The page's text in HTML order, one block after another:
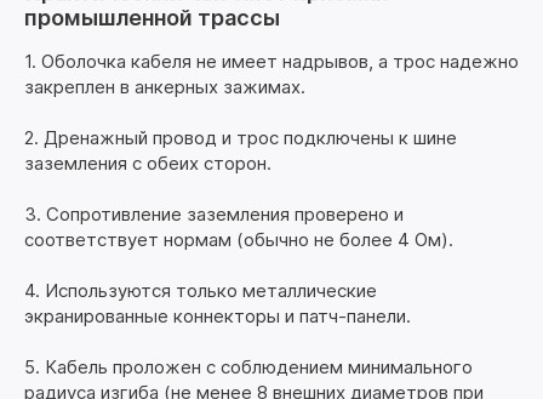
промышленной трассы
1. Оболочка кабеля не имеет надрывов, а трос надежно
закреплен в анкерных зажимах.
2. Дренажный провод и трос подключены к шине
заземления с обеих сторон.
3. Сопротивление заземления проверено и
соответствует нормам (обычно не более 4 Ом).
4. Используются только металлические
экранированные коннекторы и патч-панели.
5. Кабель проложен с соблюдением минимального
радиуса изгиба (не менее 8 внешних диаметров при